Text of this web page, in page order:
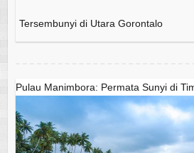
Tersembunyi di Utara Gorontalo
Pulau Manimbora: Permata Sunyi di